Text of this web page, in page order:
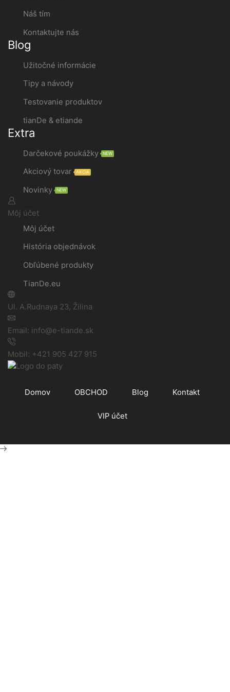
Náš tím
Kontaktujte nás
Blog
Užitočné informácie
Tipy a návody
Testovanie produktov
tianDe & etiande
Extra
Darčekové poukážky NEW
Akciový tovar AKCIA
Novinky NEW
Môj účet
Môj účet
História objednávok
Obľúbené produkty
TianDe.eu
Ul. A.Rudnaya 23, Žilina
Email: info@e-tiande.sk
Mobil: +421 905 427 915
Domov OBCHOD Blog Kontakt
VIP účet